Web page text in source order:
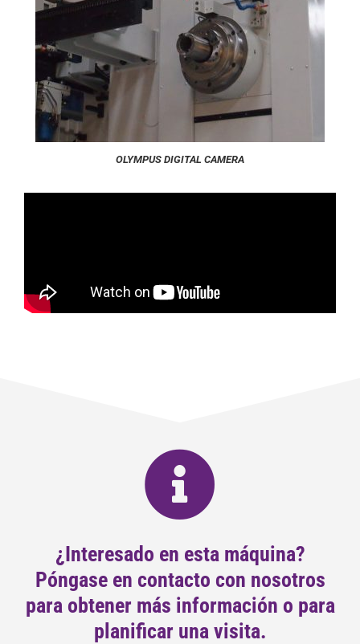
OLYMPUS DIGITAL CAMERA
¿Interesado en esta máquina?
Póngase en contacto con nosotros
para obtener más información o para
planificar una visita.